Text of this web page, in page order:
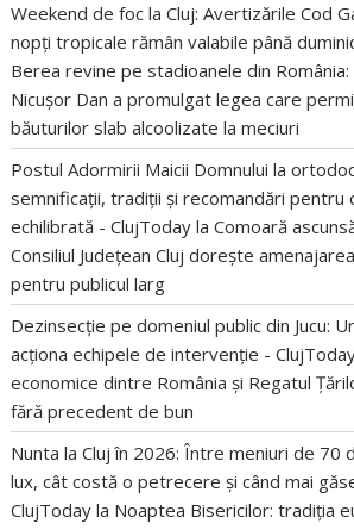
Weekend de foc la Cluj: Avertizările Cod
nopți tropicale rămân valabile până
Berea revine pe stadioanele din
Nicușor Dan a promulgat legea care
băuturilor slab alcoolizate la meciuri
Postul Adormirii Maicii Domnului la
semnificații, tradiții și recomandări pentru
echilibrată - ClujToday laComoară
Consiliul Județean Cluj dorește
pentru publicul larg
Dezinsecție pe domeniul public din Jucu:
acționa echipele de intervenție -
economice dintre România și Regatul
fără precedent de bun
Nunta la Cluj în 2026: Între meniuri de 70
lux, cât costă o petrecere și când mai
ClujToday la Noaptea Bisericilor: tradiția